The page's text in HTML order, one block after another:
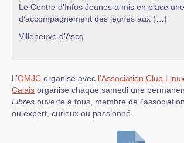
Le Centre d’Infos Jeunes a mis en place
d’accompagnement des jeunes aux (…)
Villeneuve d’Ascq
L’OMJC organise avec l’Association Club
Calais organise chaque samedi une
Libres ouverte à tous, membre de
ou expert, curieux ou passionné.